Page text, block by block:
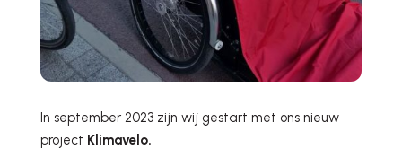
In september 2023 zijn wij gestart met ons nieuw
project Klimavelo.